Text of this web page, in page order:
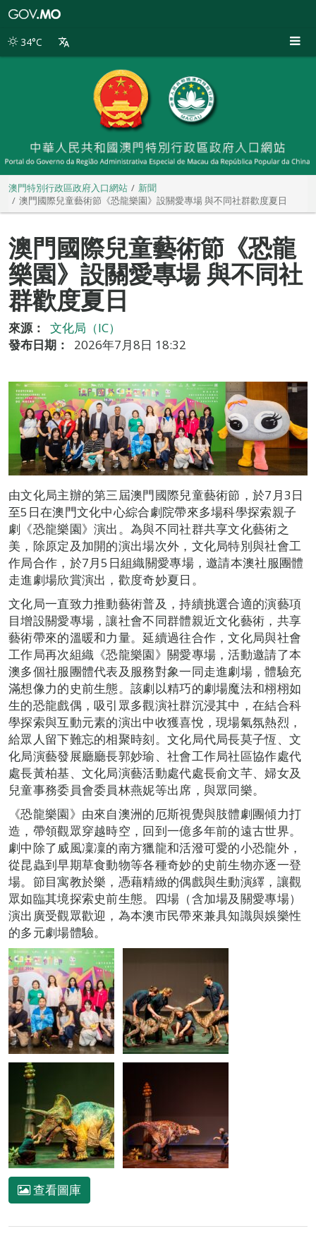
別
34°C
澳門特別行政區政府入口網站
新聞
澳門國際兒童藝術節《恐龍樂園》設關愛專場 與不同社群歡度夏日
澳門國際兒童藝術節《恐龍
樂園》設關愛專場 與不同社
群歡度夏日
來源：
文化局（IC）
發布日期：
2026年7月8日 18:32
由文化局主辦的第三屆澳門國際兒童藝術節，於7月3日
至5日在澳門文化中心綜合劇院帶來多場科學探索親子
劇《恐龍樂園》演出。為與不同社群共享文化藝術之
美，除原定及加開的演出場次外，文化局特別與社會工
作局合作，於7月5日組織關愛專場，邀請本澳社服團體
走進劇場欣賞演出，歡度奇妙夏日。
文化局一直致力推動藝術普及，持續挑選合適的演藝項
目增設關愛專場，讓社會不同群體親近文化藝術，共享
藝術帶來的溫暖和力量。延續過往合作，文化局與社會
工作局再次組織《恐龍樂園》關愛專場，活動邀請了本
澳多個社服團體代表及服務對象一同走進劇場，體驗充
滿想像力的史前生態。該劇以精巧的劇場魔法和栩栩如
生的恐龍戲偶，吸引眾多觀演社群沉浸其中，在結合科
學探索與互動元素的演出中收獲喜悅，現場氣氛熱烈，
給眾人留下難忘的相聚時刻。文化局代局長莫子恆、文
化局演藝發展廳廳長郭妙瑜、社會工作局社區協作處代
處長黃柏基、文化局演藝活動處代處長俞文芊、婦女及
兒童事務委員會委員林燕妮等出席，與眾同樂。
《恐龍樂園》由來自澳洲的厄斯視覺與肢體劇團傾力打
造，帶領觀眾穿越時空，回到一億多年前的遠古世界。
劇中除了威風凜凜的南方獵龍和活潑可愛的小恐龍外，
從昆蟲到早期草食動物等各種奇妙的史前生物亦逐一登
場。節目寓教於樂，憑藉精緻的偶戲與生動演繹，讓觀
眾如臨其境探索史前生態。四場（含加場及關愛專場）
演出廣受觀眾歡迎，為本澳市民帶來兼具知識與娛樂性
的多元劇場體驗。
查看圖庫